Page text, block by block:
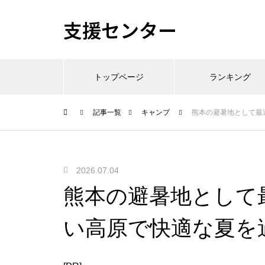
支援センター
トップページ ランキング
記事一覧 キャンプ 熊本の避暑地として
2026.07.04
熊本の避暑地とし
い高原で快適な夏を